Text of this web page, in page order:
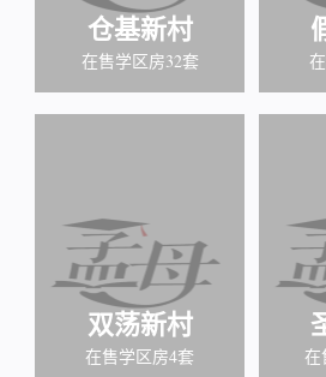
仓基新村
在售学区房32套
双荡新村
在售学区房4套 在